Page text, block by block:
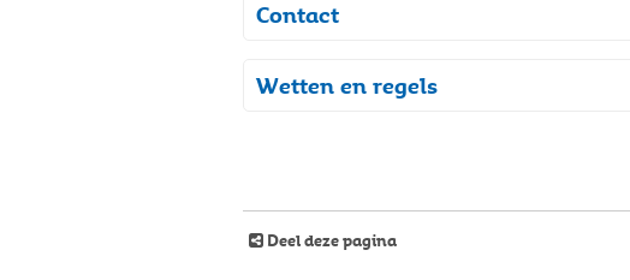
Contact
Wetten en regels
Deel deze pagina